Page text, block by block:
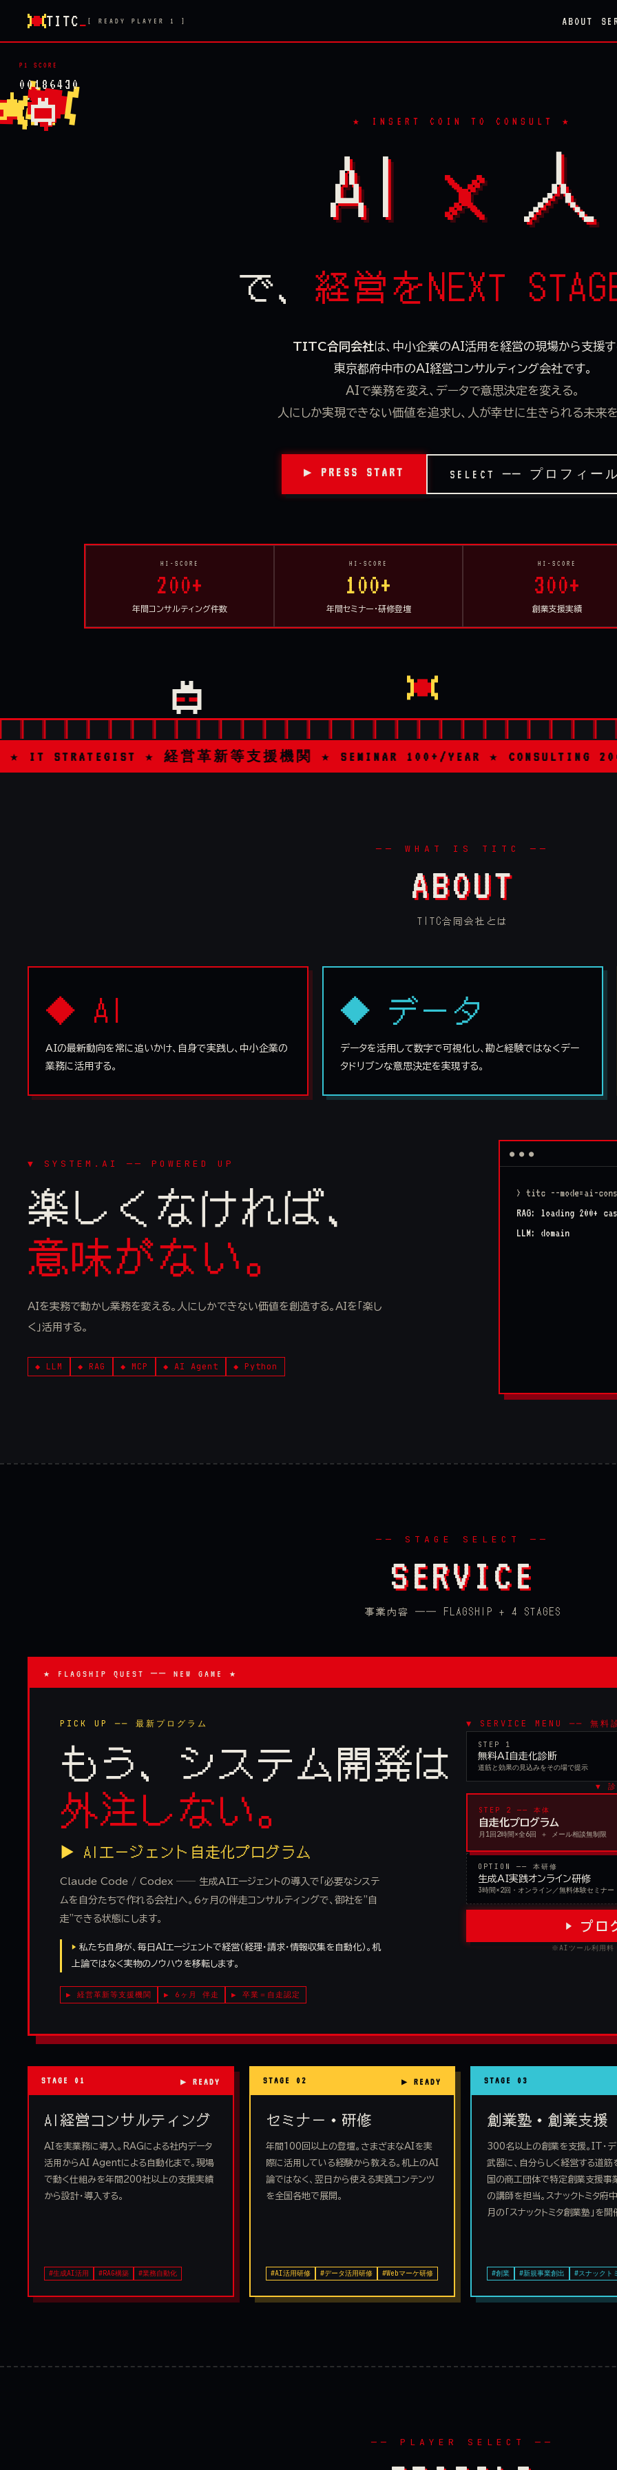
TITC [ READY PLAYER 1 ] ABOUT
P1 SCORE
00186430
★ INSERT COIN TO CONSULT ★
AI ×人
で、 経営をNEXT
TITC合同会社は、中小企業のAI活用を経営の現場から支援す
東京都府中市のAI経営コンサルティング会社です。
AIで業務を変え、データで意思決定を変える。
人にしか実現できない価値を追求し、人が幸せに生きられる未来を
▶ PRESS START SELECT ── プロフィー
HI-SCORE
200+
年間コンサルティング件数
HI-SCORE
100+
年間セミナー・研修登壇
HI-SCORE
300+
創業支援実績
★ 経営革新等支援機関 ★ SEMINAR 100+/YEAR ★ CONSULTING 200+/YEAR
── WHAT IS TITC ──
ABOUT
TITC合同会社とは
◆ AI
AIの最新動向を常に追いかけ、自身で実践し、中小企業の
業務に活用する。
◆ データ
データを活用して数字で可視化し、勘と経験ではなくデー
タドリブンな意思決定を実現する。
▼ SYSTEM.AI ── POWERED UP
楽しくなければ、
意味がない。
AIを実務で動かし業務を変える。人にしかできない価値を創造する。AIを「楽し
く」活用する。
◆ LLM ◆ RAG ◆ MCP ◆ AI Agent ◆ Python
● ● ●
> titc --mode=ai-
RAG: loading 200+
LLM: domain corpus...
── STAGE SELECT ──
SERVICE
事業内容 ── FLAGSHIP + 4 STAGES
★ FLAGSHIP QUEST ── NEW GAME ★
PICK UP ── 最新プログラム
もう、システム開発は
外注しない。
▶ AIエージェント自走化プログラム
Claude Code / Codex ── 生成AIエージェントの導入で「必要なシステ
ムを自分たちで作れる会社」へ。6ヶ月の伴走コンサルティングで、御社を"自
走"できる状態にします。
▶ 私たち自身が、毎日AIエージェントで経営（経理・請求・情報収集を自動化）。机
上論ではなく実物のノウハウを移転します。
▶ 経営革新等支援機関 ▶ 6ヶ月 伴走 ▶ 卒業＝自走認定
▼ SERVICE MENU ── 無料診
STEP 1
無料AI自走化診断
道筋と効果の見込みをその場で提示
▼ 診
STEP 2 ── 本体
自走化プログラム
月1回2時間×全6回 ＋ メール相談無制限
OPTION ── 本研修
生成AI実践オンライン研修
3時間×2回・オンライン／無料体験セミナー
▶ プロ
※AIツール利用料
STAGE 01
AI経営コンサルティング
AIを実業務に導入。RAGによる社内データ
活用からAI Agentによる自動化まで。現場
で動く仕組みを年間200社以上の支援実績
から設計・導入する。
#生成AI活用 #RAG構築 #業務自動化
STAGE 02
セミナー・研修
年間100回以上の登壇。さまざまなAIを実
際に活用している経験から教える。机上のAI
論ではなく、翌日から使える実践コンテンツ
を全国各地で展開。
#AI活用研修 #データ活用研修 #Webマーケ研修
STAGE 03
創業塾・創業支援
300名以上の創業を支援。IT・デ
武器に、自分らしく経営する道筋
国の商工団体で特定創業支援事
の講師を担当。スナックトミタ府
月の「スナックトミタ創業塾」を開
#創業 #新規事業創出 #スナックト
── PLAYER SELECT ──